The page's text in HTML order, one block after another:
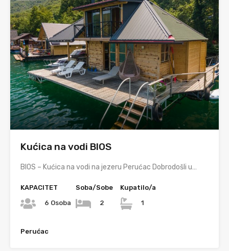
Kućica na vodi BIOS
BIOS – Kućica na vodi na jezeru Perućac Dobrodošli u…
KAPACITET
6 Osoba
Soba/Sobe
2
Kupatilo/a
1
Perućac